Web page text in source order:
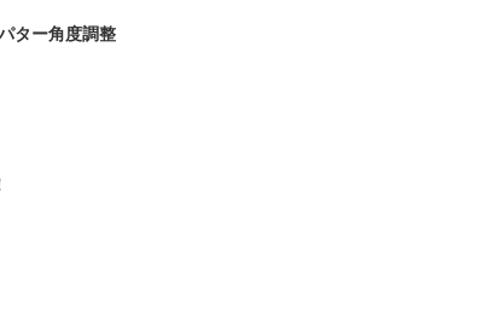
ター角度調整